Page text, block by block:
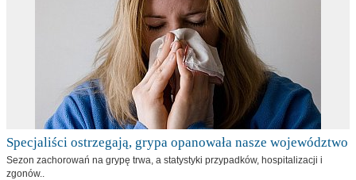
Specjaliści ostrzegają, grypa opanowała nasze województwo
Sezon zachorowań na grypę trwa, a statystyki przypadków, hospitalizacji i
zgonów..